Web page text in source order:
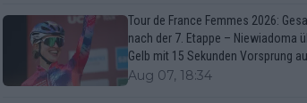
Tour de France Femmes 2026:
nach der 7. Etappe – Niewiadoma
Gelb mit 15 Sekunden Vorsprung
Aug 07, 18:34